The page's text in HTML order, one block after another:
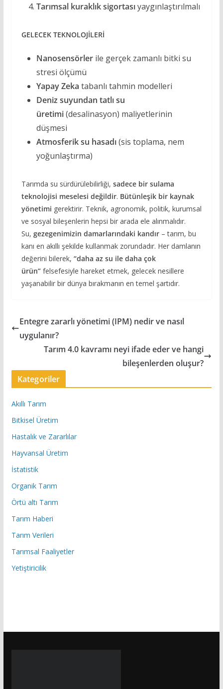
Tarımsal kuraklık sigortasıyaygınlaştırılmalı
GELECEK TEKNOLOJİLERİ
Nanosensörlerile gerçek zamanlı bitki su
stresi ölçümü
Yapay Zeka tabanlı tahmin modelleri
Deniz suyundan tatlı su
üretimi(desalinasyon) maliyetlerinin
düşmesi
Atmosferik su hasadı(sis toplama, nem
yoğunlaştırma)
Tarımda su sürdürülebilirliği, sadece bir sulama
teknolojisi meselesi değildir. Bütünleşik bir kaynak
yönetimi gerektirir. Teknik, agronomik, politik, kurumsal
ve sosyal bileşenlerin hepsi bir arada ele alınmalıdır.
Su, gezegenimizin damarlarındaki kandır– tarım, bu
kanı en akıllı şekilde kullanmak zorundadır. Her damlanın
değerini bilerek, “daha az su ile daha çok
ürün”felsefesiyle hareket etmek, gelecek nesillere
yaşanabilir bir dünya bırakmanın en temel şartıdır.
Entegre zararlı yönetimi (IPM) nedir ve nasıl
uygulanır?
Tarım 4.0 kavramı neyi ifade eder ve hangi
bileşenlerden oluşur?
Kategoriler
Akıllı Tarım
Bitkisel Üretim
Hastalık ve Zararlılar
Hayvansal Üretim
İstatistik
Organik Tarım
Örtü altı Tarım
Tarım Haberi
Tarım Verileri
Tarımsal Faaliyetler
Yetiştiricilik